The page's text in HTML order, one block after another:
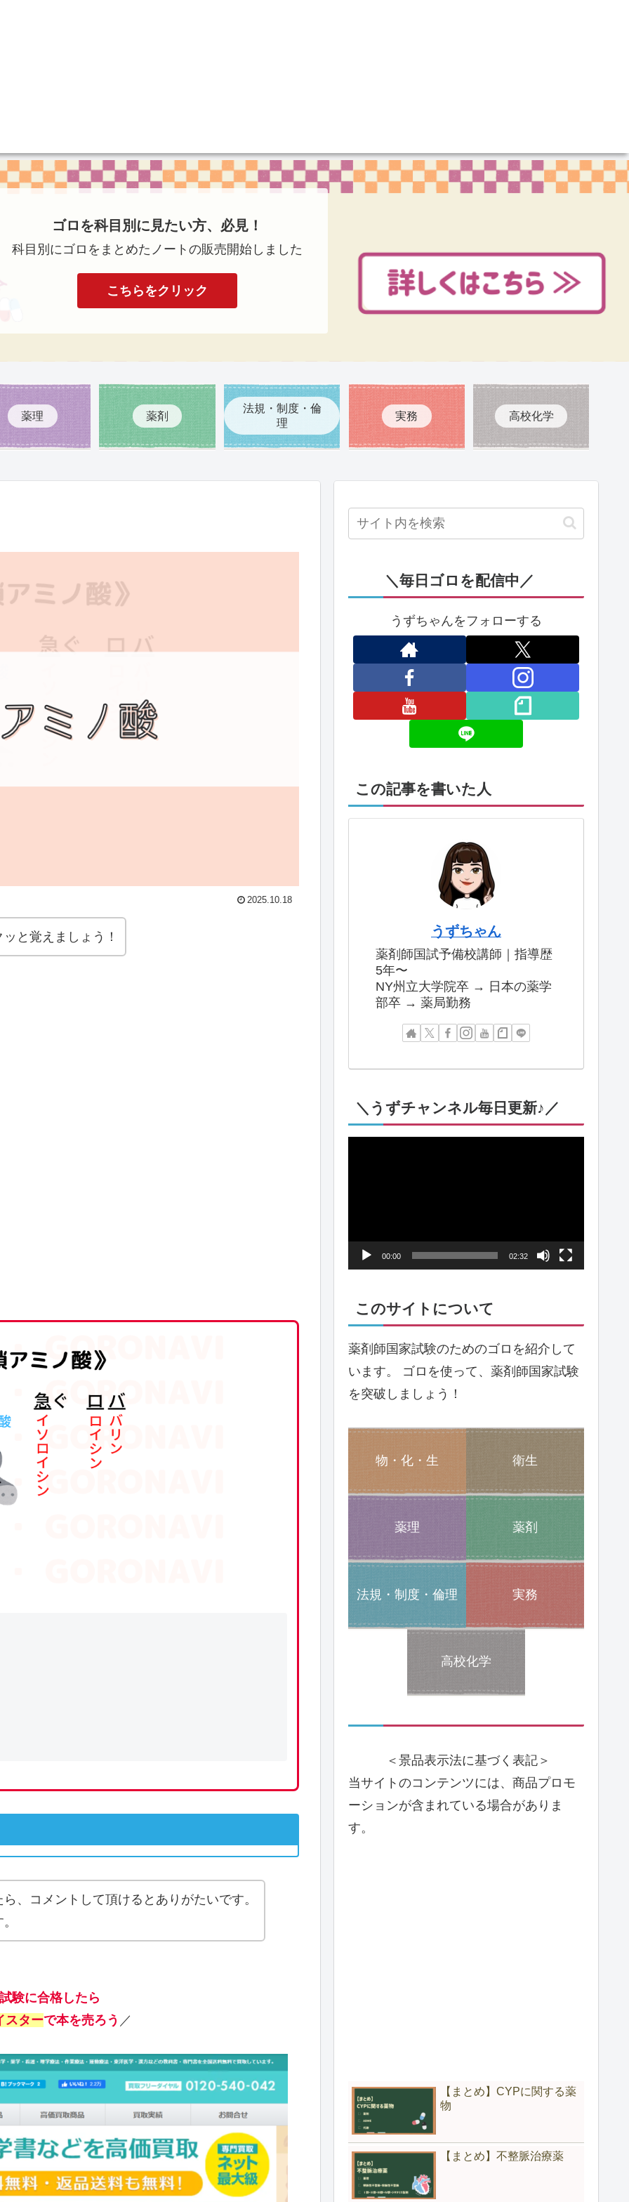
ゴロを科目別に見たい方、必見！
科目別にゴロをまとめたノートの販売開始しました
こちらをクリック
薬理 薬剤
法規・制度・倫
理
実務 高校化学
2025.10.18
と覚えましょう！
、コメントして頂けるとありがたいです。
験に合格したら
スターで本を売ろう ／
＼毎日ゴロを配信中／
うずちゃんをフォローする
この記事を書いた人
うずちゃん
薬剤師国試予備校講師｜指導歴
5年〜
NY州立大学院卒 → 日本の薬学
部卒 → 薬局勤務
＼うずチャンネル毎日更新♪／
00:00 02:32
このサイトについて
薬剤師国家試験のためのゴロを紹介して
います。 ゴロを使って、薬剤師国家試験
を突破しましょう！
物・化・生 衛生
薬理 薬剤
法規・制度・倫理 実務
高校化学
＜景品表示法に基づく表記＞
当サイトのコンテンツには、商品プロモ
ーションが含まれている場合がありま
す。
【まとめ】CYPに関する薬
物
【まとめ】不整脈治療薬